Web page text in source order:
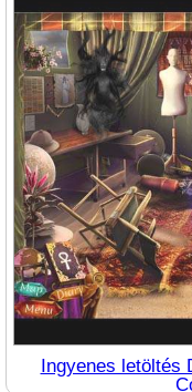
Ingyenes letöltés